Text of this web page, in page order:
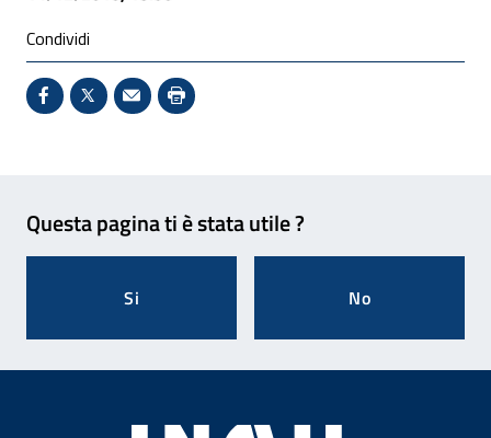
Condividi
Condividi su Facebook - Sito esterno - Apertura in
X - Sito esterno - Apertura in nuova finestra
Invio Mail: apre il programma di posta
Stampa pagina: scelta meno
Questa pagina ti è stata utile ?
Si No